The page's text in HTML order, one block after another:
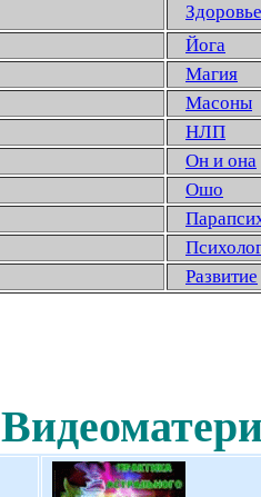
Здоровье
Йога
Магия
Масоны
НЛП
Он и она
Ошо
Развитие